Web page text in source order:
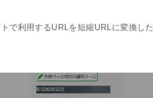
で利用するURLを短縮URLに変換した